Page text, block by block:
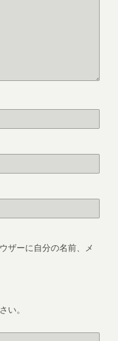
ザーに自分の名前、メ
い。